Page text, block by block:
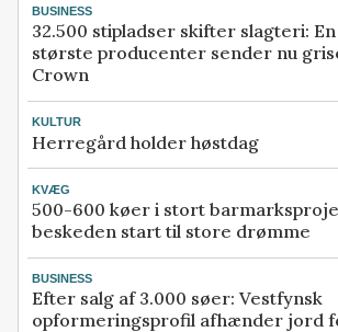
BUSINESS
32.500 stipladser skifter slagteri:
største producenter sender nu
Crown
KULTUR
Herregård holder høstdag
KVÆG
500-600 køer i stort
beskeden start til store drømme
BUSINESS
Efter salg af 3.000 søer: Vestfynsk
opformeringsprofil afhænder jord